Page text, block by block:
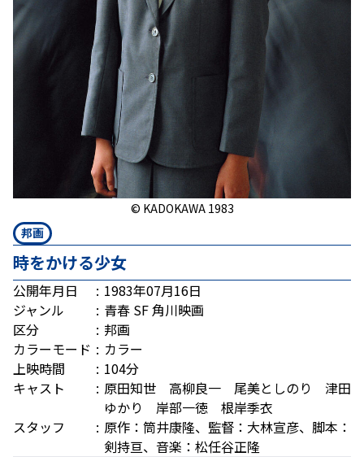
時をかける少女
公開年月日
1983年07月16日
ジャンル
青春 SF角川映画
区分
邦画
カラーモード
カラー
上映時間
104分
キャスト
原田知世 高柳良一 尾美としのり 津田
ゆかり 岸部一徳 根岸季衣
スタッフ
原作：筒井康隆、監督：大林宣彦、脚本：
剣持亘、音楽：松任谷正隆
© KADOKAWA 1983
邦画